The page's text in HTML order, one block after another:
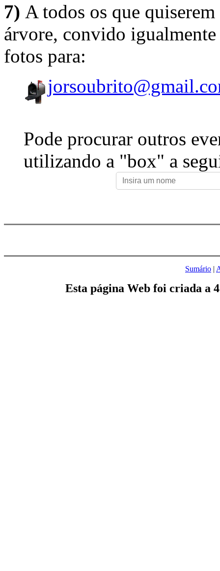
7) A todos os que
árvore, convido
fotos para:
Pode procurar outros
utilizando a "box" a
Sumário |
Esta página Web foi criada a